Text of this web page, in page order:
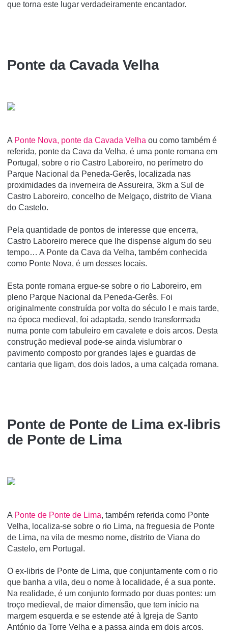
que torna este lugar verdadeiramente encantador.
Ponte da Cavada Velha
A Ponte Nova, ponte da Cavada Velha ou como também é
referida, ponte da Cava da Velha, é uma ponte romana em
Portugal, sobre o rio Castro Laboreiro, no perí­metro do
Parque Nacional da Peneda-Gerês, localizada nas
proximidades da inverneira de Assureira, 3km a Sul de
Castro Laboreiro, concelho de Melgaço, distrito de Viana
do Castelo.
Pela quantidade de pontos de interesse que encerra,
Castro Laboreiro merece que lhe dispense algum do seu
tempo… A Ponte da Cava da Velha, também conhecida
como Ponte Nova, é um desses locais.
Esta ponte romana ergue-se sobre o rio Laboreiro, em
pleno Parque Nacional da Peneda-Gerês. Foi
originalmente construída por volta do século I e mais tarde,
na época medieval, foi adaptada, sendo transformada
numa ponte com tabuleiro em cavalete e dois arcos. Desta
construção medieval pode-se ainda vislumbrar o
pavimento composto por grandes lajes e guardas de
cantaria que ligam, dos dois lados, a uma calçada romana.
Ponte de Ponte de Lima ex-libris
de Ponte de Lima
A Ponte de Ponte de Lima, também referida como Ponte
Velha, localiza-se sobre o rio Lima, na freguesia de Ponte
de Lima, na vila de mesmo nome, distrito de Viana do
Castelo, em Portugal.
O ex-libris de Ponte de Lima, que conjuntamente com o rio
que banha a vila, deu o nome à localidade, é a sua ponte.
Na realidade, é um conjunto formado por duas pontes: um
troço medieval, de maior dimensão, que tem início na
margem esquerda e se estende até à Igreja de Santo
António da Torre Velha e a passa ainda em dois arcos.